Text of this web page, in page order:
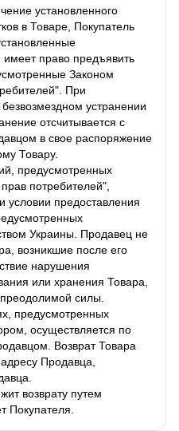
установленного
в Товаре, Покупатель
имеет право предъявить
Законом
При
устранении
отсчитывается с
в свое распоряжение
Товару.
предусмотренных
потребителей",
условии предоставления
Украины. Продавец не
возникшие после его
нарушения
или хранения Товара,
силы.
предусмотренных
осуществляется по
Возврат Товара
Продавца,
возврату путем
Покупателя.